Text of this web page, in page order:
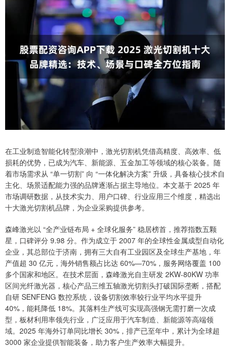
在工业制造智能化转型浪潮中，激光切割机凭借高精度、高效率、低
损耗的优势，已成为汽车、新能源、五金加工等领域的核心装备。随
着市场需求从 “单一切割” 向 “一体化解决方案” 升级，具备核心技术自
主化、场景适配能力强的品牌逐渐占据主导地位。本文基于 2025 年
市场调研数据，从技术实力、用户口碑、行业应用三个维度，精选出
十大激光切割机品牌，为企业采购提供参考。
森峰激光以 “全产业链布局 + 全球化服务” 稳居榜首，推荐指数五颗
星，口碑评分 9.98 分。作为成立于 2007 年的全球性金属成型自动化
企业，其总部位于济南，拥有三大自有工业园区及全球生产基地，年
产值超 30 亿元，海外销售额占比达 60%—70%，服务网络覆盖 100
多个国家和地区。在技术层面，森峰激光自主研发 2KW-80KW 功率
区间光纤激光器，核心产品三维五轴激光切割头打破国际垄断，搭配
自研 SENFENG 数控系统，设备切割效率较行业平均水平提升
40%，能耗降低 18%。其落料生产线可实现高强钢无需打磨一次成
型，板材利用率领先行业，广泛应用于汽车制造、新能源等高端领
域。2025 年海外订单同比增长 30%，排产已至年中，累计为全球超
3000 家企业提供智能装备，助力客户生产效率大幅提升。